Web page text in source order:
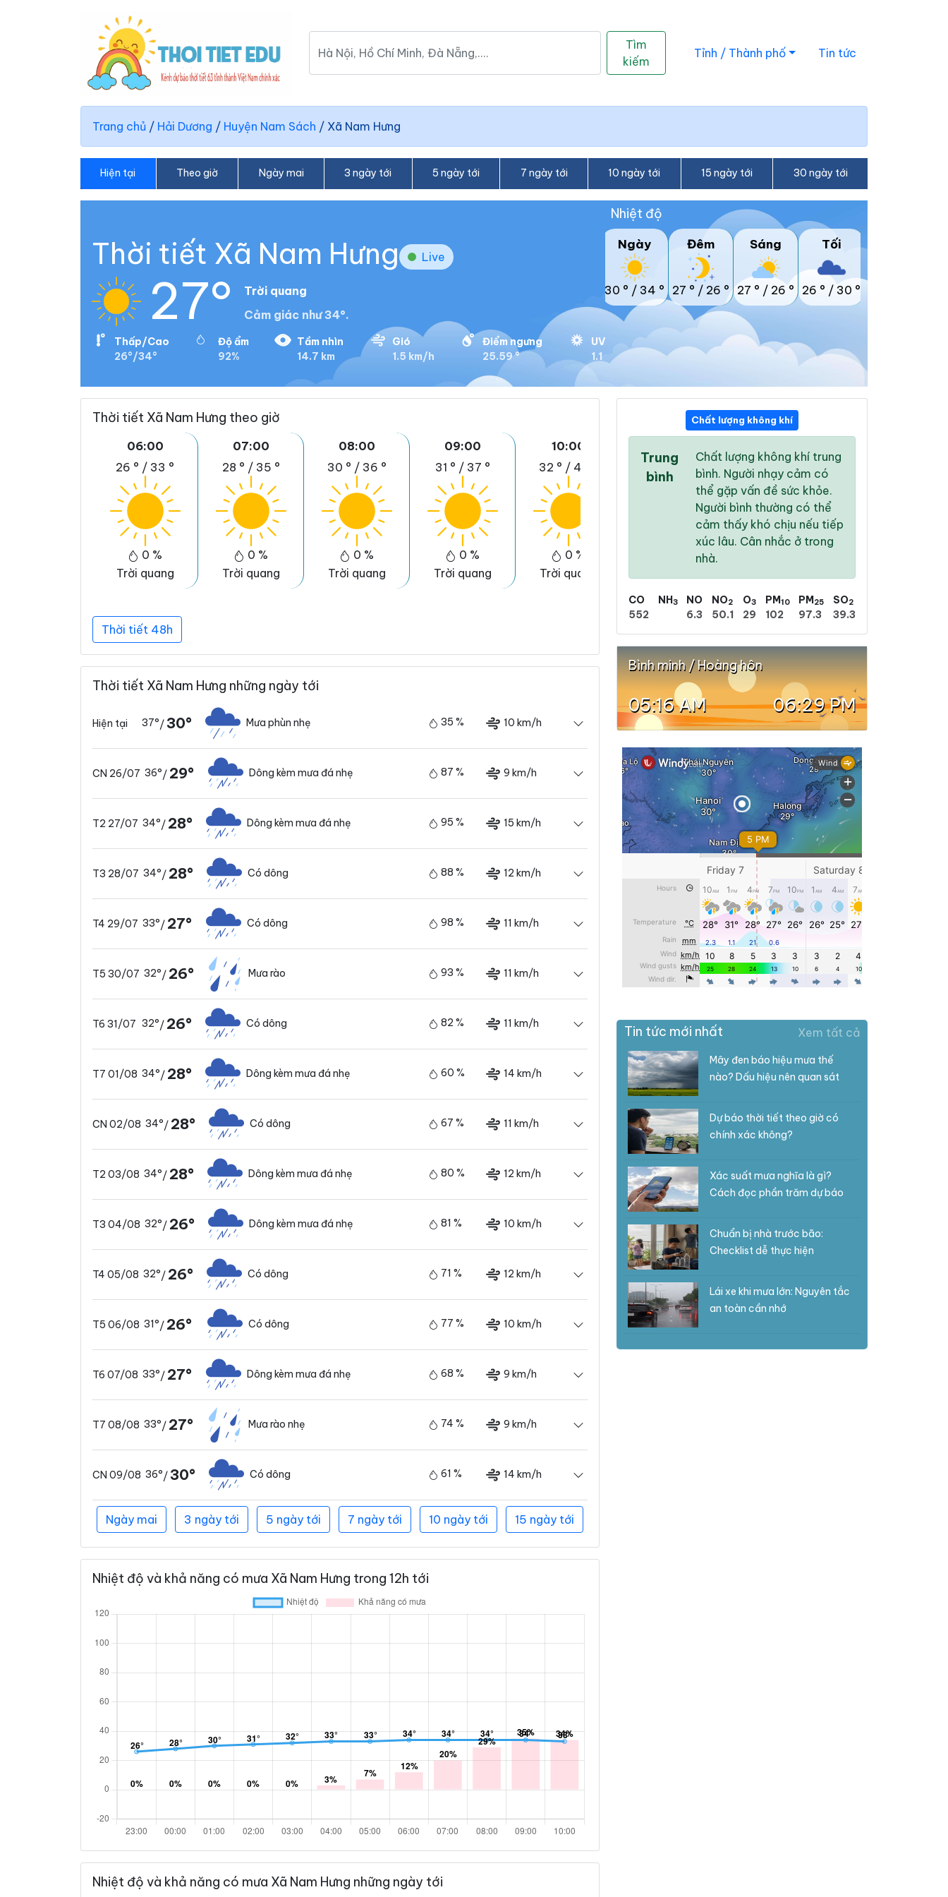
Tìm
kiếm
Tỉnh / Thành phố Tin tức
Trang chủ / Hải Dương / Huyện Nam Sách / Xã Nam Hưng
Hiện tại Theo giờ Ngày mai 3 ngày tới 5 ngày tới 7 ngày tới 10 ngày tới 15 ngày tới 30 ngày tới
Thời tiết Xã Nam Hưng Live
27°
Trời quang
Cảm giác như 34°.
Thấp/Cao
26°/34°
Độ ẩm
92%
Tầm nhìn
14.7 km
Gió
1.5 km/h
Điểm ngưng
25.59 °
UV
1.1
Nhiệt độ
Ngày
30 ° / 34 °
Đêm
27 ° / 26 °
Sáng
27 ° / 26 °
Tối
26 ° / 30 °
Thời tiết Xã Nam Hưng theo giờ
06:00
26 ° / 33 °
0 %
Trời quang
07:00
28 ° / 35 °
0 %
Trời quang
08:00
30 ° / 36 °
0 %
Trời quang
09:00
31 ° / 37 °
0 %
Trời quang
10:00
32 ° / 40 °
0 %
Trời quang
33 °/ 41 °
33 °
43 °
Thời tiết 48h
Thời tiết Xã Nam Hưng những ngày tới
Hiện tại 37°/30° Mưa phùn nhẹ 35 % 10 km/h
CN 26/07 36°/ 29° Dông kèm mưa đá nhẹ 87 % 9 km/h
T2 27/07 34°/ 28° Dông kèm mưa đá nhẹ 95 % 15 km/h
T3 28/07 34°/ 28° Có dông 88 % 12 km/h
T4 29/07 33°/ 27° Có dông 98 % 11 km/h
T5 30/07 32°/ 26° Mưa rào 93 % 11 km/h
T6 31/07 32°/ 26° Có dông 82 % 11 km/h
T7 01/08 34°/ 28° Dông kèm mưa đá nhẹ 60 % 14 km/h
CN 02/08 34°/ 28° Có dông 67 % 11 km/h
T2 03/08 34°/ 28° Dông kèm mưa đá nhẹ 80 % 12 km/h
T3 04/08 32°/ 26° Dông kèm mưa đá nhẹ 81 % 10 km/h
T4 05/08 32°/ 26° Có dông 71 % 12 km/h
T5 06/08 31°/ 26° Có dông 77 % 10 km/h
T6 07/08 33°/ 27° Dông kèm mưa đá nhẹ 68 % 9 km/h
T7 08/08 33°/ 27° Mưa rào nhẹ 74 % 9 km/h
CN 09/08 36°/30° Có dông 61 % 14 km/h
Ngày mai 3 ngày tới 5 ngày tới 7 ngày tới 10 ngày tới 15 ngày tới
Nhiệt độ và khả năng có mưa Xã Nam Hưng trong 12h tới
Nhiệt độ và khả năng có mưa Xã Nam Hưng những ngày tới
Chất lượng không khí
Trung
bình
Chất lượng không khí trung
bình. Người nhạy cảm có
thể gặp vấn đề sức khỏe.
Người bình thường có thể
cảm thấy khó chịu nếu tiếp
xúc lâu. Cân nhắc ở trong
nhà.
CO
552
NH3
NO
6.3
NO2
50.1
O3
29
PM10
102
PM25
97.3
SO2
39.3
Bình minh / Hoàng hôn
05:16 AM 06:29 PM
Tin tức mới nhất Xem tất cả
Mây đen báo hiệu mưa thế
nào? Dấu hiệu nên quan sát
Dự báo thời tiết theo giờ có
chính xác không?
Xác suất mưa nghĩa là gì?
Cách đọc phần trăm dự báo
Chuẩn bị nhà trước bão:
Checklist dễ thực hiện
Lái xe khi mưa lớn: Nguyên tắc
an toàn cần nhớ